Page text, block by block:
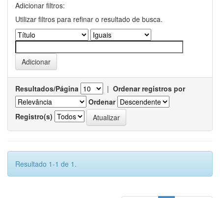
Adicionar filtros:
Utilizar filtros para refinar o resultado de busca.
Resultados/Página | Ordenar registros por
Ordenar
Registro(s)
Resultado 1-1 de 1.